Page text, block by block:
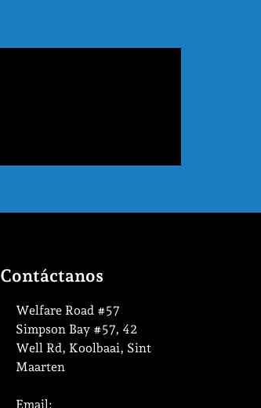
Contáctanos
Welfare Road #57
Simpson Bay #57, 42
Well Rd, Koolbaai, Sint
Maarten
Email: